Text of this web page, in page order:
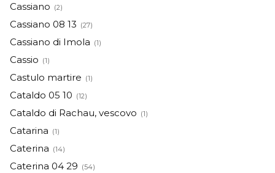
Cassiano (2)
Cassiano 08 13 (27)
Cassiano di Imola (1)
Cassio (1)
Castulo martire (1)
Cataldo 05 10 (12)
Cataldo di Rachau, vescovo (1)
Catarina (1)
Caterina (14)
Caterina 04 29 (54)